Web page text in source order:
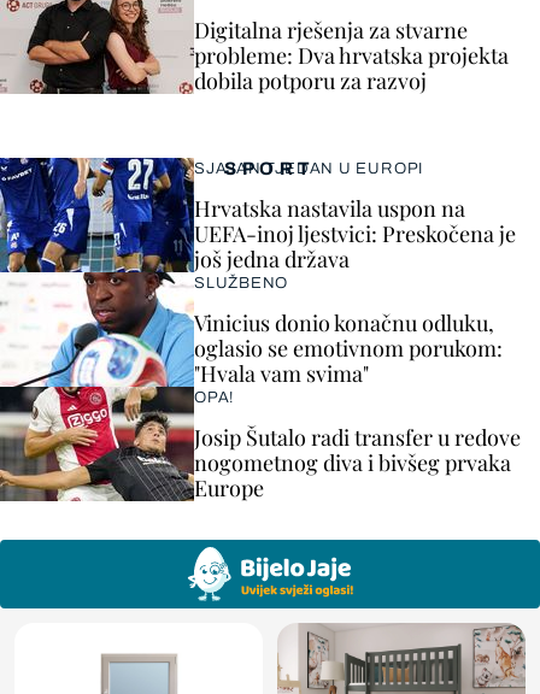
SPORT
SJAJAN TJEDAN U EUROPI
Hrvatska nastavila uspon na
UEFA-inoj ljestvici: Preskočena je
još jedna država
SLUŽBENO
Vinicius donio konačnu odluku,
oglasio se emotivnom porukom:
"Hvala vam svima"
OPA!
Josip Šutalo radi transfer u redove
nogometnog diva i bivšeg prvaka
Europe
Digitalna rješenja za stvarne
probleme: Dva hrvatska projekta
dobila potporu za razvoj